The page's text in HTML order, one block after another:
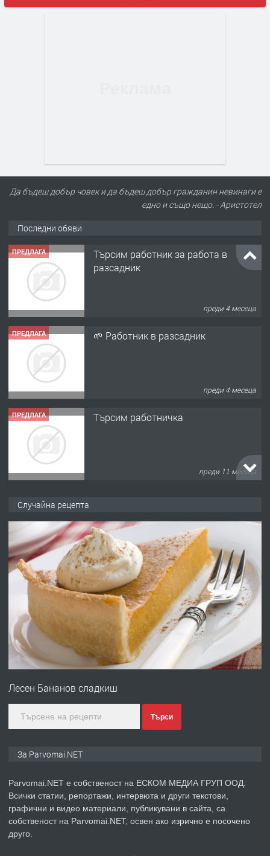
Да бъдеш добър човек и да бъдеш добър гражданин невинаги е
едно и също нещо. - Аристотел
Последни обяви
ПРЕДЛАГА
Търсим работник за работа в
разсадник
преди 4 месеца
ПРЕДЛАГА 🌱 Работник в разсадник
преди 4 месеца
ПРЕДЛАГА Търсим работничка
преди 11 месеца
преди 1 година
ПРЕДЛАГА Работа за общи работници
преди 1 година
ПРЕДЛАГА
Първи поход "По стъпките на Ангел
преди 1 година
ПРЕДЛАГА Уроци по Математика
Случайна рецепта
Лесен Бананов сладкиш
Търси
За Parvomai.NET
Parvomai.NET е собственост на ЕСКОМ МЕДИА ГРУП ООД.
Всички статии, репортажи, интервюта и други текстови,
графични и видео материали, публикувани в сайта, са
собственост на Parvomai.NET, освен ако изрично е посочено
друго.